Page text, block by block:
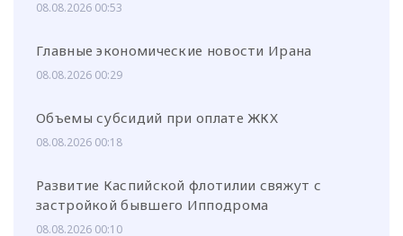
08.08.2026 00:53
Главные экономические новости Ирана
08.08.2026 00:29
Объемы субсидий при оплате ЖКХ
08.08.2026 00:18
Развитие Каспийской флотилии свяжут с
застройкой бывшего Ипподрома
08.08.2026 00:10